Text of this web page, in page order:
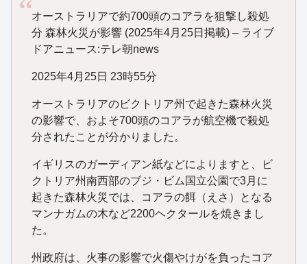
オーストラリアで約700頭のコアラを狙撃し殺処
分 森林火災が影響 (2025年4月25日掲載) – ライブ
ドアニュース:テレ朝news
2025年4月25日 23時55分
オーストラリアのビクトリア州で起きた森林火災
の影響で、およそ700頭のコアラが航空機で殺処
分されたことが分かりました。
イギリスのガーディアン紙などによりますと、ビ
クトリア州南西部のブジ・ビム国立公園で3月に
起きた森林火災では、コアラの餌（えさ）となる
マンナガムの木など2200ヘクタールを焼きまし
た。
州政府は、火事の影響で火傷やけがを負ったコア